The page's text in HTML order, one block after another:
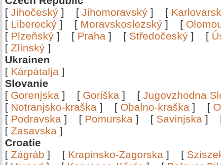
[ Jihočeský ] [ Jihomoravský ] [
[ Liberecký ] [ Moravskoslezský ] [
[ Plzeňský ] [ Praha ] [ Středočeský ] [
[ Zlínský ]
Ukrainen
[ Kárpátalja ]
Slovanie
[ Gorenjska ] [ Goriška ] [ Jugovzhodna
[ Notranjsko-kraška ] [ Obalno-kraška ] [
[ Podravska ] [ Pomurska ] [ Savinjska ]
[ Zasavska ]
Croatie
[ Zágráb ] [ Krapinsko-Zagorska ] [